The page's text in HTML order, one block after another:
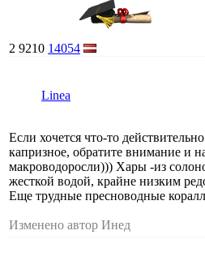
2 9210 14054
Linea
Если хочется что-то
капризное, обратите внимание и
макроводоросли))) Хары -из
жесткой водой, крайне низким
Еще трудные пресноводные
Изменено автор Инед